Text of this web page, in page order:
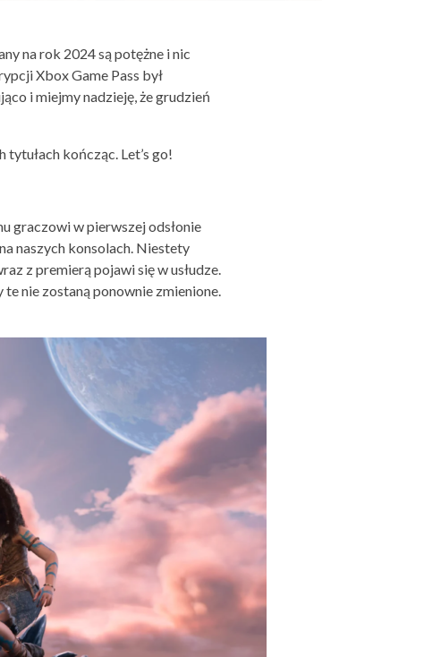
na rok 2024 są potężne i nic
Xbox Game Pass był
i miejmy nadzieję, że grudzień
tytułach kończąc. Let’s go!
graczowi w pierwszej odsłonie
naszych konsolach. Niestety
z premierą pojawi się w usłudze.
nie zostaną ponownie zmienione.